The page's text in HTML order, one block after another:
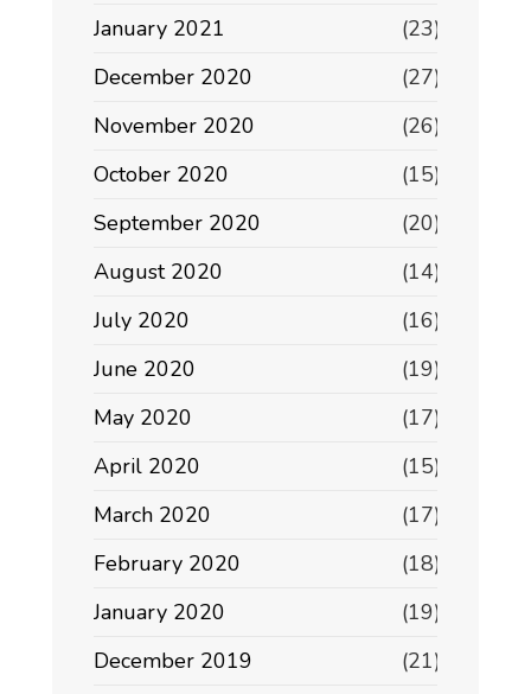
January 2021
(23)
December 2020
(27)
November 2020
(26)
October 2020
(15)
September 2020
(20)
August 2020
(14)
July 2020
(16)
June 2020
(19)
May 2020
(17)
April 2020
(15)
March 2020
(17)
February 2020
(18)
January 2020
(19)
December 2019
(21)